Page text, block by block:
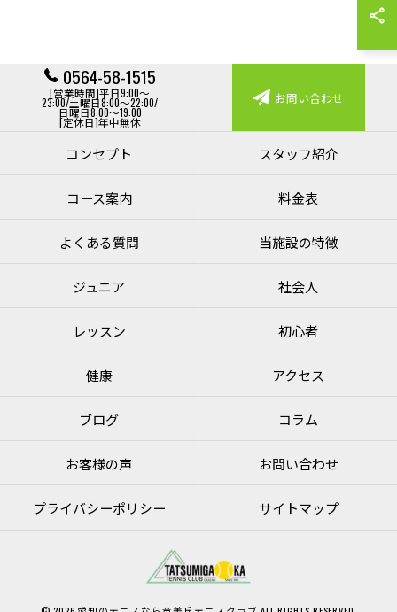
0564-58-1515
[営業時間]平日9:00～
23:00/土曜日8:00～22:00/
日曜日8:00～19:00
[定休日]年中無休
お問い合わせ
コンセプト スタッフ紹介
コース案内 料金表
よくある質問 当施設の特徴
ジュニア 社会人
レッスン 初心者
健康 アクセス
ブログ コラム
お客様の声 お問い合わせ
プライバシーポリシー サイトマップ